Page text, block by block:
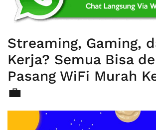
Streaming, Gaming,
Kerja? Semua Bisa
Pasang WiFi Murah
💼